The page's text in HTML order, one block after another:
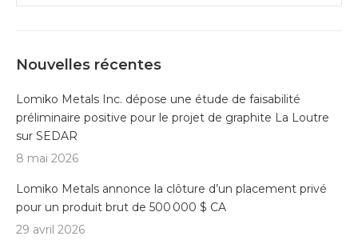
Nouvelles récentes
Lomiko Metals Inc. dépose une étude de faisabilité
préliminaire positive pour le projet de graphite La Loutre
sur SEDAR
8 mai 2026
Lomiko Metals annonce la clôture d’un placement privé
pour un produit brut de 500 000 $ CA
29 avril 2026